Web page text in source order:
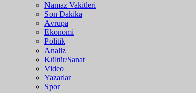
Namaz Vakitleri
Son Dakika
Avrupa
Ekonomi
Politik
Analiz
Kültür/Sanat
Video
Yazarlar
Spor